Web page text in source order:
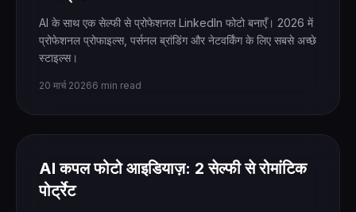
AI के साथ एक सेल्फी से प्रोफेशनल LinkedIn फोटो बनाएँ। 2026 में
प्रोफेशनल प्रोफाइल्स, पर्सनल ब्रांडिंग और नेटवर्किंग के लिए सबसे अच्छे
स्टाइल्स।
20 मार्च 20266 min read
AI कपल फोटो आइडियाज़: 2 सेल्फी से रोमांटिक
पोर्ट्रेट